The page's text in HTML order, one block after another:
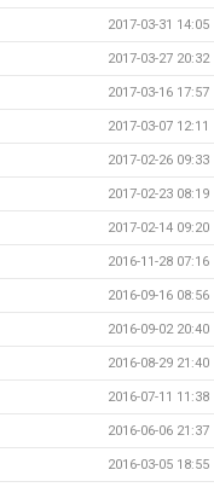
2017-03-31 14:05
2017-03-27 20:32
2017-03-16 17:57
2017-03-07 12:11
2017-02-26 09:33
2017-02-23 08:19
2017-02-14 09:20
2016-11-28 07:16
2016-09-16 08:56
2016-09-02 20:40
2016-08-29 21:40
2016-07-11 11:38
2016-06-06 21:37
2016-03-05 18:55